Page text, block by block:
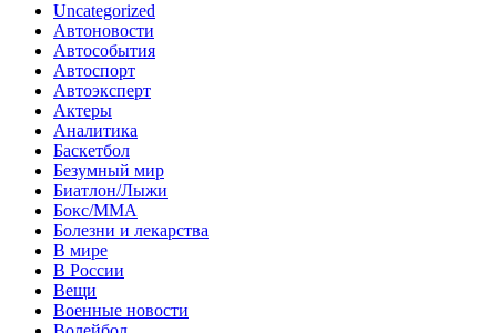
Uncategorized
Автоновости
Автособытия
Автоспорт
Автоэксперт
Актеры
Аналитика
Баскетбол
Безумный мир
Биатлон/Лыжи
Бокс/MMA
Болезни и лекарства
В мире
В России
Вещи
Военные новости